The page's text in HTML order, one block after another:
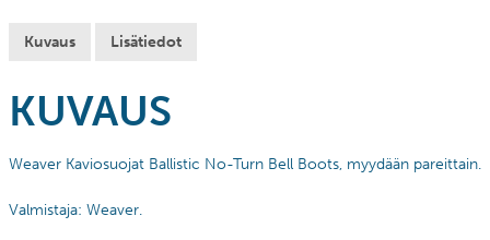
Kuvaus Lisätiedot
KUVAUS
Weaver Kaviosuojat Ballistic No-Turn Bell Boots, myydään pareittain.
Valmistaja: Weaver.